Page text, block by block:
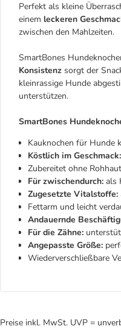
Perfekt als kleine
einem leckeren
zwischen den Mahlzeiten.
SmartBones
Konsistenz sorgt der
kleinrassige Hunde
unterstützen.
SmartBones
Kauknochen für Hunde
Köstlich im Geschmack:
Zubereitet ohne Rohhaut
Für zwischendurch: als
Zugesetzte Vitalstoffe:
Fettarm und leicht
Andauernde
Für die Zähne:
Angepasste Größe:
Wiederverschließbare
Preise inkl. MwSt. UVP =